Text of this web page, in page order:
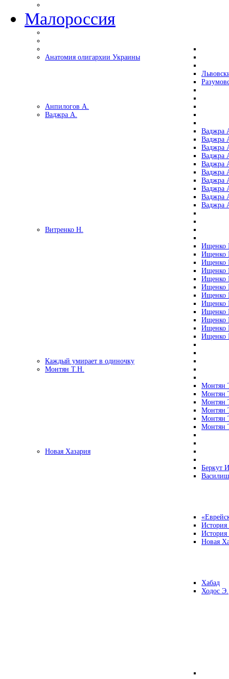
Малороссия
Анатомия олигархии Украины
Анпилогов А.
Ваджра А.
Ваджра
Ваджра
Ваджра
Ваджра
Ваджра
Ваджра
Ваджра
Ваджра
Ваджра
Ваджра
Витренко Н.
Ищенко
Ищенко
Ищенко
Ищенко
Ищенко
Ищенко
Ищенко
Ищенко
Ищенко
Ищенко
Ищенко
Ищенко
Каждый умирает в одиночку
Монтян Т.Н.
Монтян
Монтян
Монтян
Монтян
Монтян
Монтян
Новая Хазария
Беркут
Новая
Хабад
Ходос Э.